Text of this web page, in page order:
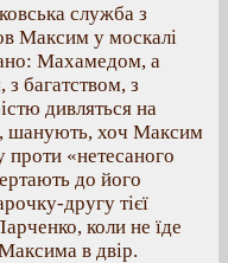
служба з
Максим у москалі
Махамедом, а
багатством, з
дивляться на
шанують, хоч Максим
проти «нетесаного
до його
другу тієї
коли не їде
в двір.